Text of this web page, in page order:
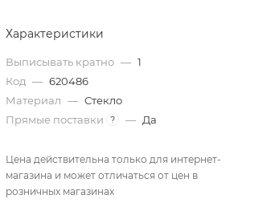
Характеристики
Выписывать кратно — 1
Код — 620486
Материал — Стекло
Прямые поставки
? — Да
Цена действительна только для интернет-
магазина и может отличаться от цен в
розничных магазинах